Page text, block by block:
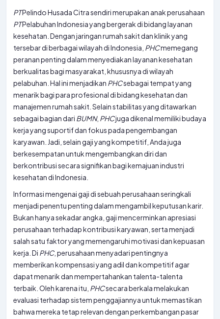
PTPelindo Husada Citra sendiri merupakan anak perusahaan
PTPelabuhan Indonesia yang bergerak di bidang layanan
kesehatan. Dengan jaringan rumah sakit dan klinik yang
tersebar di berbagai wilayah di Indonesia, PHCmemegang
peranan penting dalam menyediakan layanan kesehatan
berkualitas bagi masyarakat, khususnya di wilayah
pelabuhan. Hal ini menjadikan PHCsebagai tempat yang
menarik bagi para profesional di bidang kesehatan dan
manajemen rumah sakit. Selain stabilitas yang ditawarkan
sebagai bagian dari BUMN, PHCjuga dikenal memiliki budaya
kerja yang suportif dan fokus pada pengembangan
karyawan. Jadi, selain gaji yang kompetitif, Anda juga
berkesempatan untuk mengembangkan diri dan
berkontribusi secara signifikan bagi kemajuan industri
kesehatan di Indonesia.
Informasi mengenai gaji di sebuah perusahaan seringkali
menjadi penentu penting dalam mengambil keputusan karir.
Bukan hanya sekadar angka, gaji mencerminkan apresiasi
perusahaan terhadap kontribusi karyawan, serta menjadi
salah satu faktor yang memengaruhi motivasi dan kepuasan
kerja. Di PHC, perusahaan menyadari pentingnya
memberikan kompensasi yang adil dan kompetitif agar
dapat menarik dan mempertahankan talenta-talenta
terbaik. Oleh karena itu, PHCsecara berkala melakukan
evaluasi terhadap sistem penggajiannya untuk memastikan
bahwa mereka tetap relevan dengan perkembangan pasar